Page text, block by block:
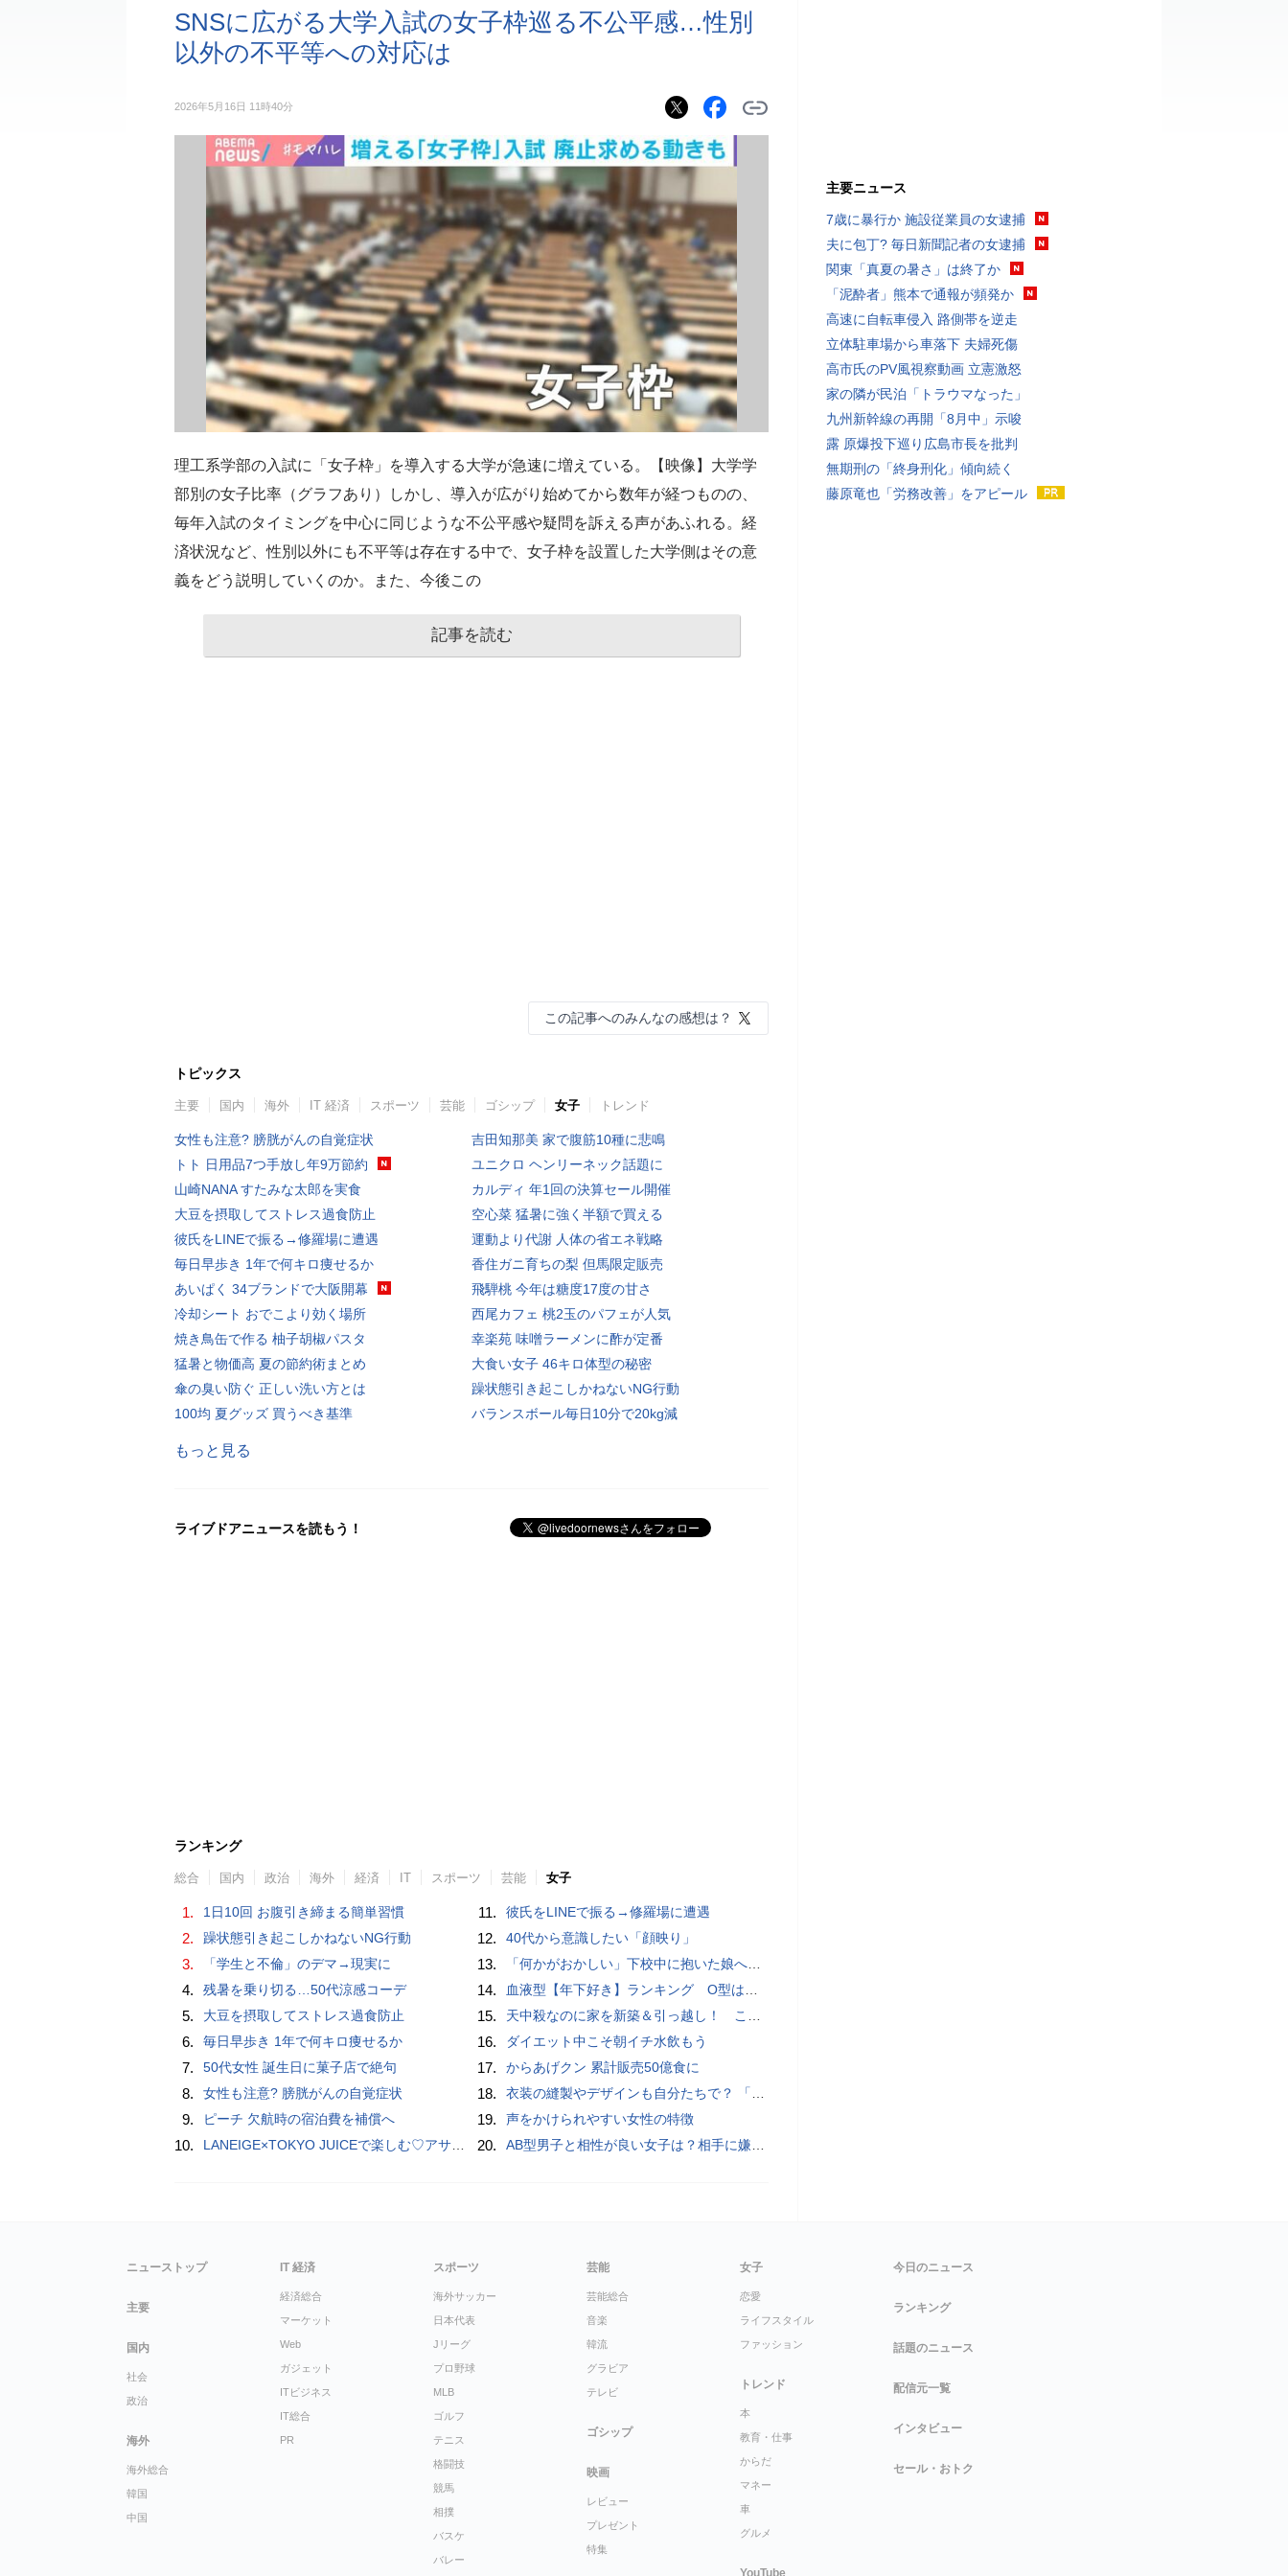
SNSに広がる大学入試の女子枠巡る不公平感…性別
以外の不平等への対応は
2026年5月16日 11時40分
理工系学部の入試に「女子枠」を導入する大学が急速に増えている。【映像】大学学
部別の女子比率（グラフあり）しかし、導入が広がり始めてから数年が経つものの、
毎年入試のタイミングを中心に同じような不公平感や疑問を訴える声があふれる。経
済状況など、性別以外にも不平等は存在する中で、女子枠を設置した大学側はその意
義をどう説明していくのか。また、今後この
記事を読む
この記事へのみんなの感想は？
トピックス
主要 国内 海外 IT 経済 スポーツ 芸能 ゴシップ 女子 トレンド
女性も注意? 膀胱がんの自覚症状
トト 日用品7つ手放し年9万節約
山崎NANA すたみな太郎を実食
大豆を摂取してストレス過食防止
彼氏をLINEで振る→修羅場に遭遇
毎日早歩き 1年で何キロ痩せるか
あいぱく 34ブランドで大阪開幕
冷却シート おでこより効く場所
焼き鳥缶で作る 柚子胡椒パスタ
猛暑と物価高 夏の節約術まとめ
傘の臭い防ぐ 正しい洗い方とは
100均 夏グッズ 買うべき基準
吉田知那美 家で腹筋10種に悲鳴
ユニクロ ヘンリーネック話題に
カルディ 年1回の決算セール開催
空心菜 猛暑に強く半額で買える
運動より代謝 人体の省エネ戦略
香住ガニ育ちの梨 但馬限定販売
飛騨桃 今年は糖度17度の甘さ
西尾カフェ 桃2玉のパフェが人気
幸楽苑 味噌ラーメンに酢が定番
大食い女子 46キロ体型の秘密
躁状態引き起こしかねないNG行動
バランスボール毎日10分で20kg減
もっと見る
ライブドアニュースを読もう！
ランキング
総合 国内 政治 海外 経済 IT スポーツ 芸能 女子
1. 1日10回 お腹引き締まる簡単習慣
2. 躁状態引き起こしかねないNG行動
3. 「学生と不倫」のデマ→現実に
4. 残暑を乗り切る…50代涼感コーデ
5. 大豆を摂取してストレス過食防止
6. 毎日早歩き 1年で何キロ痩せるか
7. 50代女性 誕生日に菓子店で絶句
8. 女性も注意? 膀胱がんの自覚症状
9. ピーチ 欠航時の宿泊費を補償へ
10. LANEIGE×TOKYO JUICEで楽しむ♡アサイーマンゴースムージーの特別企画
11. 彼氏をLINEで振る→修羅場に遭遇
12. 40代から意識したい「顔映り」
13. 「何かがおかしい」下校中に抱いた娘への「違和感」。母は学校へ電話するも…／家族全員でいじめと戦うということ。（2）
14. 血液型【年下好き】ランキング O型は年下彼の面倒を一生みてあげたい！
15. 天中殺なのに家を新築＆引っ越し！ これって大丈夫？【ユミリーのお悩み相談室】
16. ダイエット中こそ朝イチ水飲もう
17. からあげクン 累計販売50億食に
18. 衣装の縫製やデザインも自分たちで？ 「花形」である体育祭の応援合戦がすごい
19. 声をかけられやすい女性の特徴
20. AB型男子と相性が良い女子は？相手に嫌われないためのトリセツも紹介
主要ニュース
7歳に暴行か 施設従業員の女逮捕
夫に包丁? 毎日新聞記者の女逮捕
関東「真夏の暑さ」は終了か
「泥酔者」熊本で通報が頻発か
高速に自転車侵入 路側帯を逆走
立体駐車場から車落下 夫婦死傷
高市氏のPV風視察動画 立憲激怒
家の隣が民泊「トラウマなった」
九州新幹線の再開「8月中」示唆
露 原爆投下巡り広島市長を批判
無期刑の「終身刑化」傾向続く
藤原竜也「労務改善」をアピール
ニューストップ
主要
国内
社会
政治
海外
海外総合
韓国
中国
IT 経済
経済総合
マーケット
Web
ガジェット
ITビジネス
IT総合
PR
スポーツ
海外サッカー
日本代表
Jリーグ
プロ野球
MLB
ゴルフ
テニス
格闘技
競馬
相撲
バスケ
バレー
芸能
芸能総合
音楽
韓流
グラビア
テレビ
ゴシップ
映画
レビュー
プレゼント
特集
女子
恋愛
ライフスタイル
ファッション
トレンド
本
教育・仕事
からだ
マネー
車
グルメ
YouTube
今日のニュース
ランキング
話題のニュース
配信元一覧
インタビュー
セール・おトク